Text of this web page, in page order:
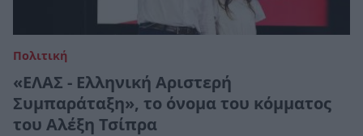
Πολιτική
«ΕΛΑΣ - Ελληνική Αριστερή
Συμπαράταξη», το όνομα του κόμματος
του Αλέξη Τσίπρα